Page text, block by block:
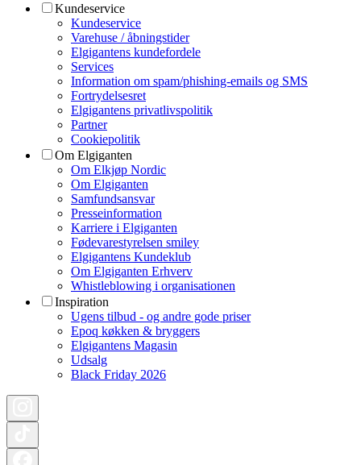
Kundeservice
Kundeservice
Varehuse / åbningstider
Elgigantens kundefordele
Services
Information om spam/phishing-emails og SMS
Fortrydelsesret
Elgigantens privatlivspolitik
Partner
Cookiepolitik
Om Elgiganten
Om Elkjøp Nordic
Om Elgiganten
Samfundsansvar
Presseinformation
Karriere i Elgiganten
Fødevarestyrelsen smiley
Elgigantens Kundeklub
Om Elgiganten Erhverv
Whistleblowing i organisationen
Inspiration
Ugens tilbud - og andre gode priser
Epoq køkken & bryggers
Elgigantens Magasin
Udsalg
Black Friday 2026